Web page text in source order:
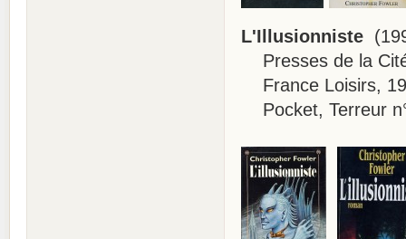
L'Illusionniste
Presses de la
France Loisirs,
Pocket, Terreur